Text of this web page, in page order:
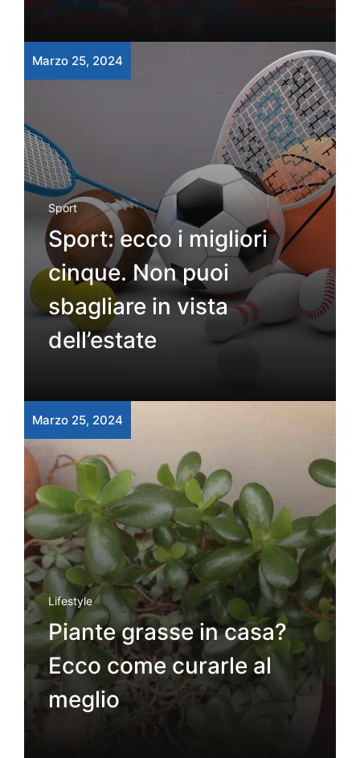
Marzo 25, 2024
Sport
Sport: ecco i migliori
cinque. Non puoi
sbagliare in vista
dell’estate
Marzo 25, 2024
Lifestyle
Piante grasse in casa?
Ecco come curarle al
meglio